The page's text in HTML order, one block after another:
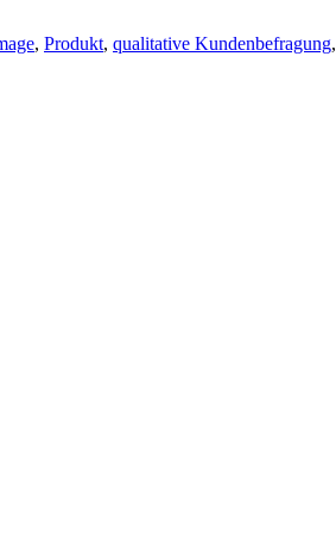
, Produkt, qualitative Kundenbefragung,